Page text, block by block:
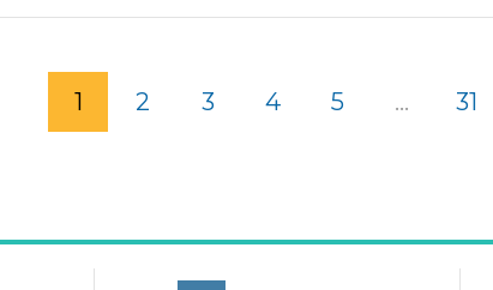
1 2 3 4 5 ... 31